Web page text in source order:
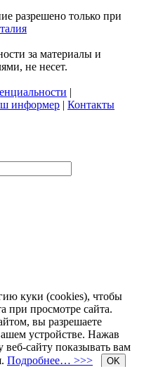
разрешено только при
за материалы и
не несет.
|
информер | Контакты
куки (cookies), чтобы
при просмотре сайта.
вы разрешаете
устройстве. Нажав
сайту показывать вам
Подробнее… >>> OK